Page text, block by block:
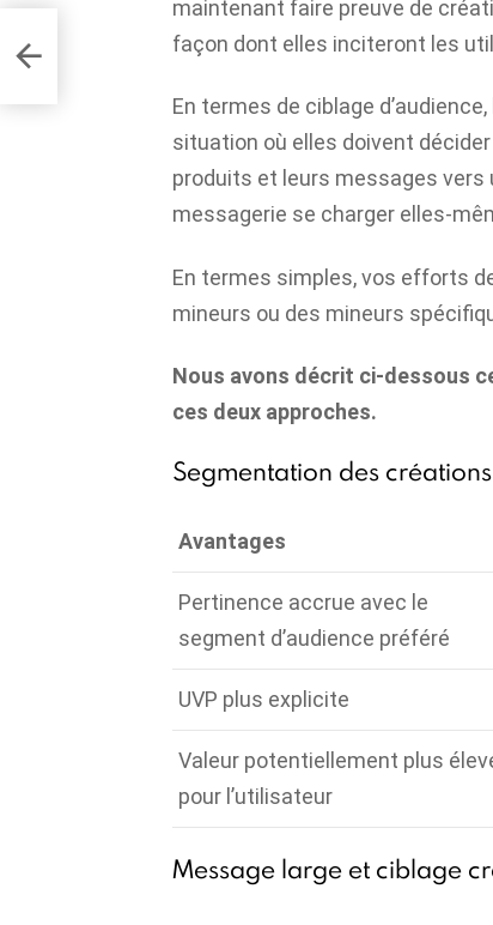
maintenant faire preuve de
façon dont elles inciteront les
En termes de ciblage
situation où elles doivent
produits et leurs messages vers
messagerie se charger elles-
En termes simples, vos efforts
mineurs ou des mineurs
Nous avons décrit ci-dessous
ces deux approches.
Segmentation des
Avantages
Pertinence accrue avec le
segment d’audience préféré
UVP plus explicite
Valeur potentiellement plus
pour l’utilisateur
Message large et ciblage